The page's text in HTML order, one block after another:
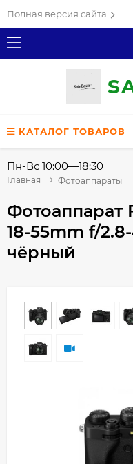
Полная версия сайта
КАТАЛОГ ТОВАРОВ
Пн-Вс 10:00—18:30
Главная Фотоаппараты
Фотоаппарат
18-55mm f/
чёрный